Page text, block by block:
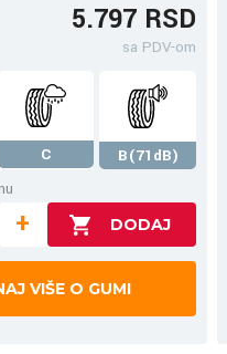
5.797 RSD
sa PDV-om
C
B(71dB)
+
VIŠE O GUMI